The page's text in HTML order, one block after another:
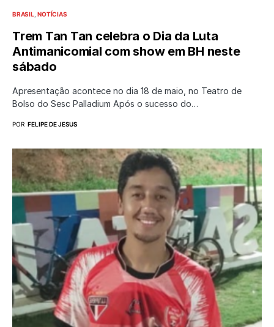
BRASIL NOTÍCIAS
Trem Tan Tan celebra o Dia da Luta
Antimanicomial com show em BH neste
sábado
Apresentação acontece no dia 18 de maio, no Teatro de
Bolso do Sesc Palladium Após o sucesso do…
POR FELIPE DE JESUS